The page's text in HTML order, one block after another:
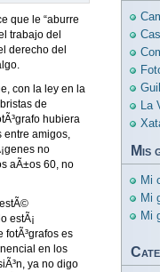
que le “aburre
trabajo del
derecho del
con la ley en la
de
hubiera
entre amigos,
no
aÃ±os 60, no
estÃ¡
es
en los
ya no digo
La
Mis
Mi
Mi
Mi